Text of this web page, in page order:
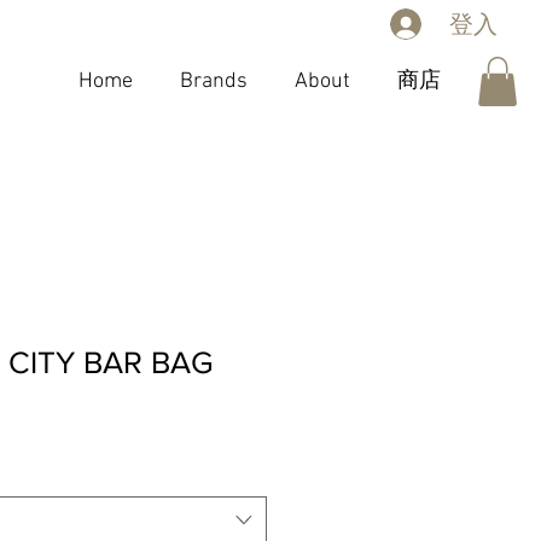
登入
Home Brands About 商店
CITY BAR BAG